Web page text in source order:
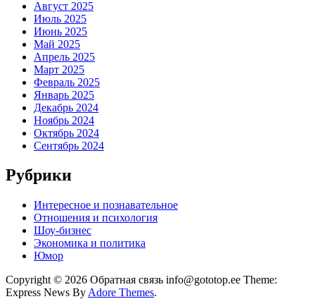
Август 2025
Июль 2025
Июнь 2025
Май 2025
Апрель 2025
Март 2025
Февраль 2025
Январь 2025
Декабрь 2024
Ноябрь 2024
Октябрь 2024
Сентябрь 2024
Рубрики
Интересное и познавательное
Отношения и психология
Шоу-бизнес
Экономика и политика
Юмор
Copyright © 2026 Обратная связь info@gototop.ee Theme:
Express News By Adore Themes.